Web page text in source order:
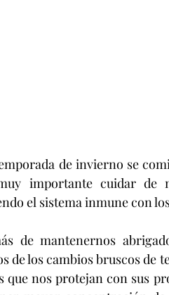
de invierno se
importante cuidar de
el sistema inmune con
de los cambios bruscos de
que nos protejan con sus